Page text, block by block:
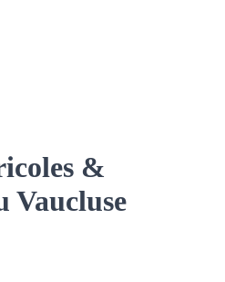
&
Vaucluse